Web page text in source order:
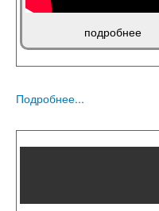
подробнее
Подробнее...